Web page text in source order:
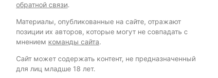
обратной связи.
Материалы, опубликованные на сайте, отражают
позиции их авторов, которые могут не совпадать с
мнением команды сайта.
Сайт может содержать контент, не предназначенный
для лиц младше 18 лет.